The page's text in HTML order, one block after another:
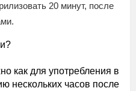
20 минут, после
как для употребления в
нескольких часов после